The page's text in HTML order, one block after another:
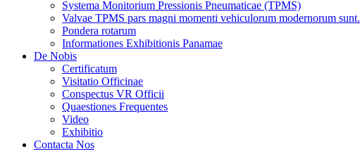
Systema Monitorium Pressionis Pneumaticae (TPMS)
Valvae TPMS pars magni momenti vehiculorum modernorum sunt.
Pondera rotarum
Informationes Exhibitionis Panamae
De Nobis
Certificatum
Visitatio Officinae
Conspectus VR Officii
Quaestiones Frequentes
Video
Exhibitio
Contacta Nos